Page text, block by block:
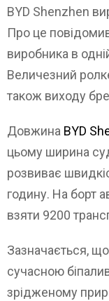
BYD Shenzhen
Про це
виробника в
Величезний
також виходу
Довжина BYD
цьому ширина
розвиває
годину. На борт
взяти 9200
Зазначається,
сучасною
зрідженому